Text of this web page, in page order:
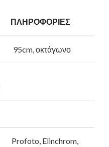
ΠΛΗΡΟΦΟΡΙΕΣ
95cm, οκτάγωνο
Profoto, Elinchrom,